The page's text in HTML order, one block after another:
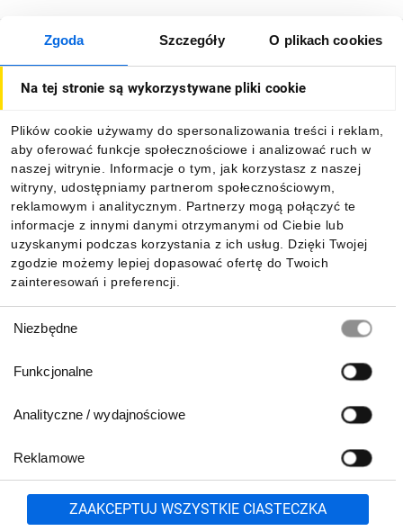
Zgoda Szczegóły O plikach cookies
Na tej stronie są wykorzystywane pliki cookie
Plików cookie używamy do spersonalizowania treści i reklam,
aby oferować funkcje społecznościowe i analizować ruch w
naszej witrynie. Informacje o tym, jak korzystasz z naszej
witryny, udostępniamy partnerom społecznościowym,
reklamowym i analitycznym. Partnerzy mogą połączyć te
informacje z innymi danymi otrzymanymi od Ciebie lub
uzyskanymi podczas korzystania z ich usług. Dzięki Twojej
zgodzie możemy lepiej dopasować ofertę do Twoich
zainteresowań i preferencji.
zgody
Niezbędne
Funkcjonalne
Analityczne / wydajnościowe
Reklamowe
ZAAKCEPTUJ WSZYSTKIE CIASTECZKA
O firmie
Informacje
Pobierz naszą aplikację mobilną:
801 500 700 lub
71 37 61 600